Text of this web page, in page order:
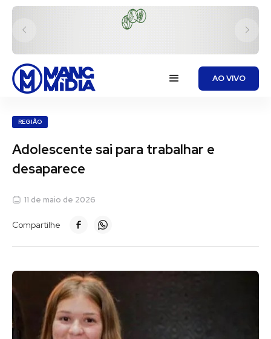
AO VIVO
REGIÃO
Adolescente sai para trabalhar e
desaparece
11 de maio de 2026
Compartilhe